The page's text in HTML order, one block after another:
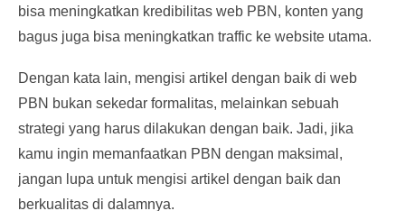
bisa meningkatkan kredibilitas web PBN, konten yang
bagus juga bisa meningkatkan traffic ke website utama.
Dengan kata lain, mengisi artikel dengan baik di web
PBN bukan sekedar formalitas, melainkan sebuah
strategi yang harus dilakukan dengan baik. Jadi, jika
kamu ingin memanfaatkan PBN dengan maksimal,
jangan lupa untuk mengisi artikel dengan baik dan
berkualitas di dalamnya.